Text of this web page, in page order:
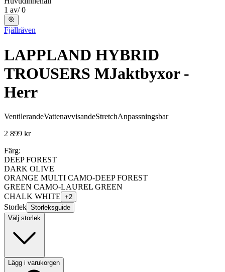
1 av/ 0
Fjällräven
LAPPLAND HYBRID
TROUSERS MJaktbyxor -
Herr
VentilerandeVattenavvisandeStretchAnpassningsbar
2 899 kr
Färg:
DEEP FOREST
DARK OLIVE
ORANGE MULTI CAMO-DEEP FOREST
GREEN CAMO-LAUREL GREEN
CHALK WHITE +2
Storlek Storleksguide
Välj storlek
Lägg i varukorgen